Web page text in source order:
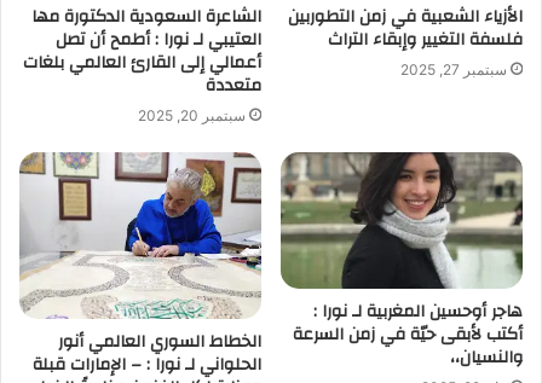
الأزياء الشعبية في زمن التطوربين
فلسفة التغيير وإبقاء التراث
سبتمبر 27, 2025
الشاعرة السعودية الدكتورة مها
العتيبي لـ نورا : أطمح أن تصل
أعمالي إلى القارئ العالمي بلغات
متعددة
سبتمبر 20, 2025
هاجر أوحسين المغربية لـ نورا :
أكتب لأبقى حيّة في زمن السرعة
والنسيان،،
الخطاط السوري العالمي أنور
الحلواني لـ نورا : – الإمارات قبلة